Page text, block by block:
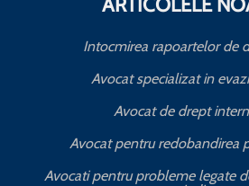
Intocmirea rapoartelor de
Avocat specializat in
Avocat de drept
Avocat pentru redobandirea
Avocati pentru probleme legate